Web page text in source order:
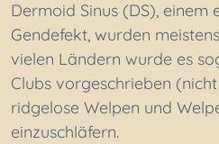
Dermoid Sinus (DS), einem
Gendefekt, wurden
vielen Ländern wurde es
Clubs vorgeschrieben
ridgelose Welpen und
einzuschläfern.